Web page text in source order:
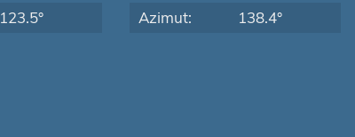
123.5°
Azimut:
138.4°